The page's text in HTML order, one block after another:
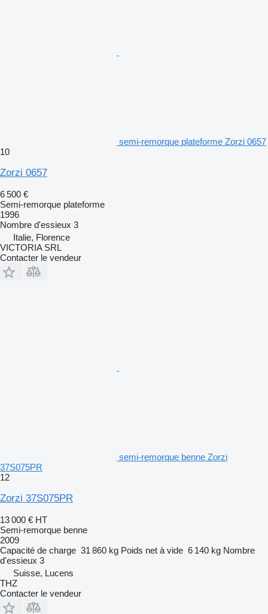
semi-remorque plateforme Zorzi 0657
10
Zorzi 0657
6 500 €
Semi-remorque plateforme
1996
Nombre d'essieux 3
Italie, Florence
VICTORIA SRL
Contacter le vendeur
semi-remorque benne Zorzi
37S075PR
12
Zorzi 37S075PR
13 000 € HT
Semi-remorque benne
2009
Capacité de charge 31 860 kg Poids net à vide 6 140 kg Nombre
d'essieux 3
Suisse, Lucens
THZ
Contacter le vendeur